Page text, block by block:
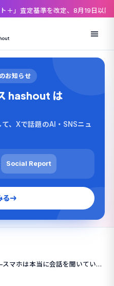
、8月19日以降は爪傷でも最大2万
お知らせ
hashout は
、Xで話題のAI・SNSニュ
Social Report
る
「Siriをオフにしても出てくる」——スマホは本当に会話を聞いているのか、仕組みを調べてみました